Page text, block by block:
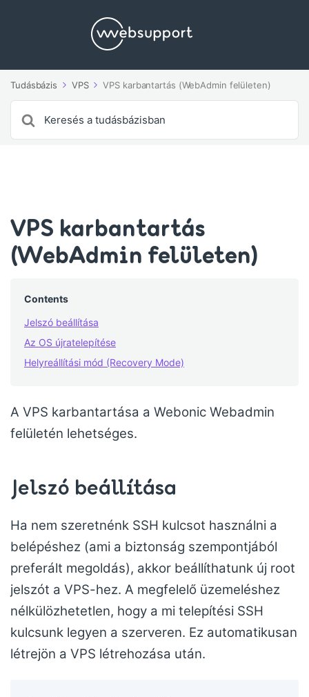
Tudásbázis VPS VPS karbantartás (WebAdmin felületen)
For
VPS karbantartás
(WebAdmin felületen)
Contents
Jelszó beállítása
Az OS újratelepítése
Helyreállítási mód (Recovery Mode)
A VPS karbantartása a Webonic Webadmin
felületén lehetséges.
Jelszó beállítása
Ha nem szeretnénk SSH kulcsot használni a
belépéshez (ami a biztonság szempontjából
preferált megoldás), akkor beállíthatunk új root
jelszót a VPS-hez. A megfelelő üzemeléshez
nélkülözhetetlen, hogy a mi telepítési SSH
kulcsunk legyen a szerveren. Ez automatikusan
létrejön a VPS létrehozása után.